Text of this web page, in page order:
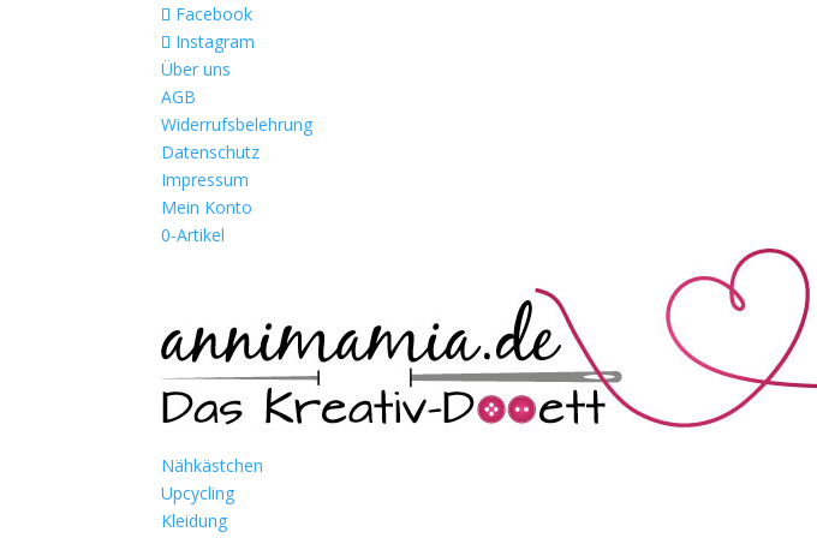
Facebook
Instagram
Über uns
AGB
Widerrufsbelehrung
Datenschutz
Impressum
Mein Konto
0-Artikel
Nähkästchen
Upcycling
Kleidung